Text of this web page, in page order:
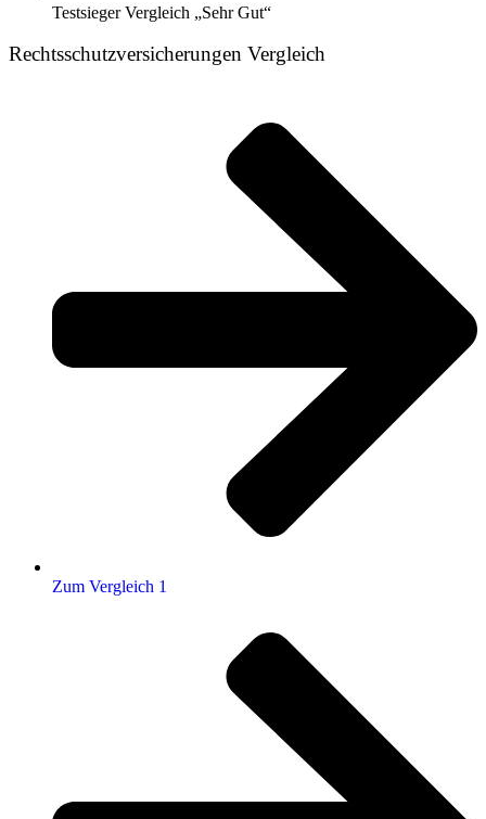
Testsieger Vergleich „Sehr Gut“
Rechtsschutzversicherungen Vergleich
Zum Vergleich 1